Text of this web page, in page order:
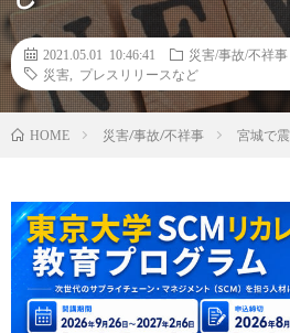
2021.05.01 10:46:41
災害/事故/不祥事
災害
プレスリリースなど
HOME 災害/事故/不祥事 宮城で